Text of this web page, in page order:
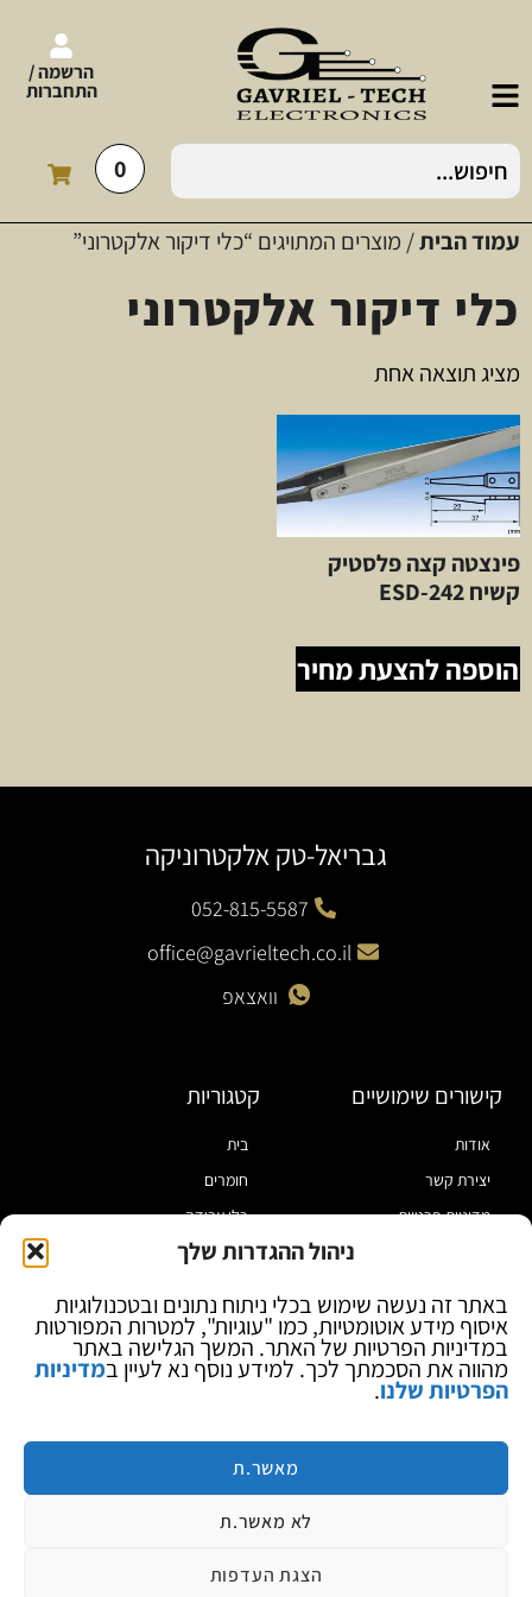
ניהול ההגדרות שלך
באתר זה נעשה שימוש בכלי ניתוח נתונים ובטכנולוגיות
איסוף מידע אוטומטיות, כמו "עוגיות", למטרות המפורטות
במדיניות הפרטיות של האתר. המשך הגלישה באתר
מהווה את הסכמתך לכך. למידע נוסף נא לעיין במדיניות
הפרטיות שלנו.
מאשר.ת
לא מאשר.ת
הצגת העדפות
הרשמה /
התחברות
0
עמוד הבית/ מוצרים המתויגים “כלי דיקור אלקטרוני”
כלי דיקור אלקטרוני
מציג תוצאה אחת
פינצטה קצה פלסטיק
קשיח ESD-242
הוספה להצעת מחיר
גבריאל-טק אלקטרוניקה
052-815-5587
office@gavrieltech.co.il
וואצאפ
קישורים שימושיים
אודות
יצירת קשר
מדיניות פרטיות
בלוג
קטגוריות
בית
חומרים
כלי עבודה
מוצרי הלחמה
ספקי כח ומודדים
ציוד אופטי להגדלה
מותגים